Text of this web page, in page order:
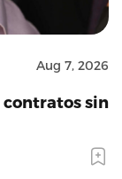
Aug 7, 2026
contratos sin